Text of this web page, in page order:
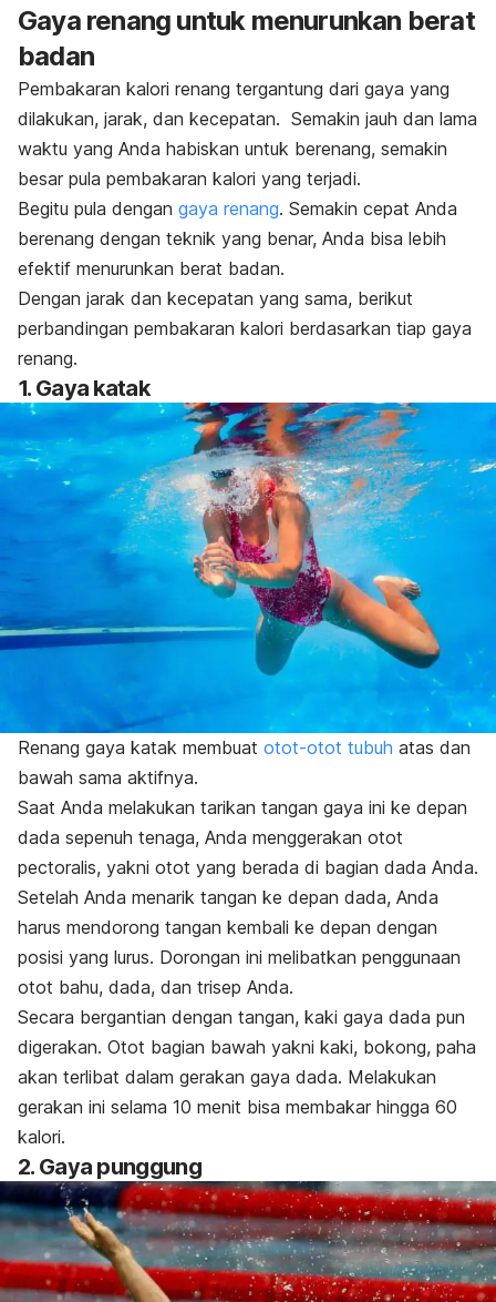
Gaya renang untuk menurunkan berat
badan
Pembakaran kalori renang tergantung dari gaya yang
dilakukan, jarak, dan kecepatan. Semakin jauh dan lama
waktu yang Anda habiskan untuk berenang, semakin
besar pula pembakaran kalori yang terjadi.
Begitu pula dengan gaya renang. Semakin cepat Anda
berenang dengan teknik yang benar, Anda bisa lebih
efektif menurunkan berat badan.
Dengan jarak dan kecepatan yang sama, berikut
perbandingan pembakaran kalori berdasarkan tiap gaya
renang.
1. Gaya katak
Renang gaya katak membuat otot-otot tubuh atas dan
bawah sama aktifnya.
Saat Anda melakukan tarikan tangan gaya ini ke depan
dada sepenuh tenaga, Anda menggerakan otot
pectoralis, yakni otot yang berada di bagian dada Anda.
Setelah Anda menarik tangan ke depan dada, Anda
harus mendorong tangan kembali ke depan dengan
posisi yang lurus. Dorongan ini melibatkan penggunaan
otot bahu, dada, dan trisep Anda.
Secara bergantian dengan tangan, kaki gaya dada pun
digerakan. Otot bagian bawah yakni kaki, bokong, paha
akan terlibat dalam gerakan gaya dada. Melakukan
gerakan ini selama 10 menit bisa membakar hingga 60
kalori.
2. Gaya punggung